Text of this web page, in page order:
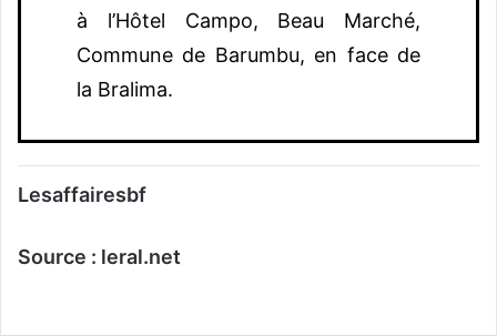
à l’Hôtel Campo, Beau Marché,
Commune de Barumbu, en face de
la Bralima.
Lesaffairesbf
Source : leral.net